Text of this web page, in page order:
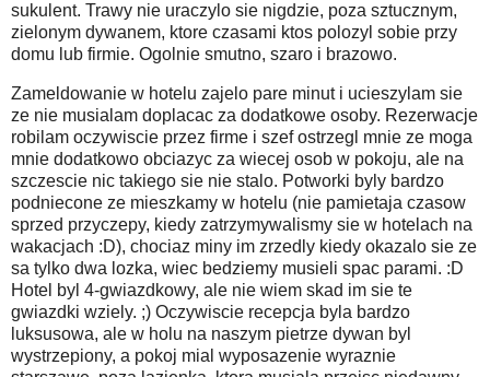
sukulent. Trawy nie uraczylo sie nigdzie, poza sztucznym,
zielonym dywanem, ktore czasami ktos polozyl sobie przy
domu lub firmie. Ogolnie smutno, szaro i brazowo.
Zameldowanie w hotelu zajelo pare minut i ucieszylam sie
ze nie musialam doplacac za dodatkowe osoby. Rezerwacje
robilam oczywiscie przez firme i szef ostrzegl mnie ze moga
mnie dodatkowo obciazyc za wiecej osob w pokoju, ale na
szczescie nic takiego sie nie stalo. Potworki byly bardzo
podniecone ze mieszkamy w hotelu (nie pamietaja czasow
sprzed przyczepy, kiedy zatrzymywalismy sie w hotelach na
wakacjach :D), chociaz miny im zrzedly kiedy okazalo sie ze
sa tylko dwa lozka, wiec bedziemy musieli spac parami. :D
Hotel byl 4-gwiazdkowy, ale nie wiem skad im sie te
gwiazdki wziely. ;) Oczywiscie recepcja byla bardzo
luksusowa, ale w holu na naszym pietrze dywan byl
wystrzepiony, a pokoj mial wyposazenie wyraznie